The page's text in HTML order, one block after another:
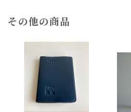
その他の商品